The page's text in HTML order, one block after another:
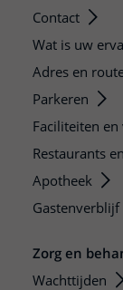
Contact
Wat is uw
Adres en
Parkeren
Faciliteiten
Restaurants
Apotheek
Gastenverblijf
Zorg en
Wachttijden